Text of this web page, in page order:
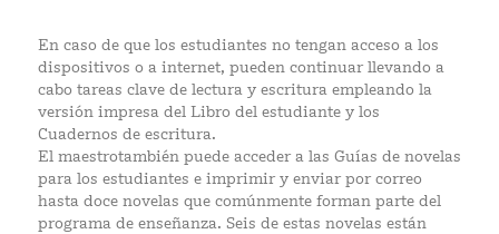
En caso de que los estudiantes no tengan acceso a los
dispositivos o a internet, pueden continuar llevando a
cabo tareas clave de lectura y escritura empleando la
versión impresa del Libro del estudiante y los
Cuadernos de escritura.
El maestrotambién puede acceder a las Guías de novelas
para los estudiantes e imprimir y enviar por correo
hasta doce novelas que comúnmente forman parte del
programa de enseñanza. Seis de estas novelas están